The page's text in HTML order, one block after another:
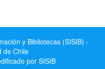
y Bibliotecas (SISIB) -
de Chile
por SISIB